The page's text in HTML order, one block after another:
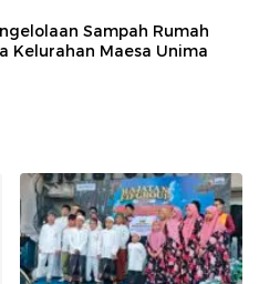
Sampah Rumah
Kelurahan Maesa Unima